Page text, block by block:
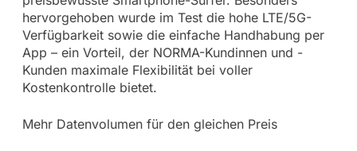
hervorgehoben wurde im Test die hohe LTE/5G-
Verfügbarkeit sowie die einfache Handhabung per
App – ein Vorteil, der NORMA-Kundinnen und -
Kunden maximale Flexibilität bei voller
Kostenkontrolle bietet.
Mehr Datenvolumen für den gleichen Preis